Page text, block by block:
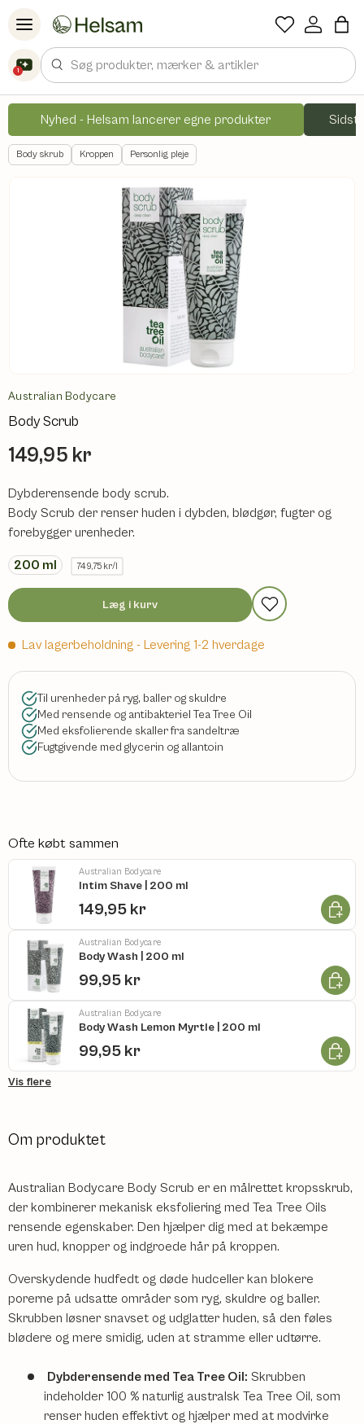
Spring til indhold
1
Søg
Nyhed - Helsam lancerer egne produkter
Body skrub Kroppen Personlig pleje
Australian Bodycare
Body Scrub
149,95 kr
Dybderensende body scrub.
Body Scrub der renser huden i dybden, blødgør, fugter og
forebygger urenheder.
200 ml 749,75 kr/l
Læg i kurv
Lav lagerbeholdning - Levering 1-2 hverdage
Til urenheder på ryg, baller og skuldre
Med rensende og antibakteriel Tea Tree Oil
Med eksfolierende skaller fra sandeltræ
Fugtgivende med glycerin og allantoin
Ofte købt sammen
Australian Bodycare
Intim Shave | 200 ml
149,95 kr Læg i
Australian Bodycare
Body Wash | 200 ml
99,95 kr Læg i
Australian Bodycare
Body Wash Lemon Myrtle | 200 ml
99,95 kr Læg i
Vis flere
Om produktet
Australian Bodycare Body Scrub er en målrettet kropsskrub,
der kombinerer mekanisk eksfoliering med Tea Tree Oils
rensende egenskaber. Den hjælper dig med at bekæmpe
uren hud, knopper og indgroede hår på kroppen.
Overskydende hudfedt og døde hudceller kan blokere
porerne på udsatte områder som ryg, skuldre og baller.
Skrubben løsner snavset og udglatter huden, så den føles
blødere og mere smidig, uden at stramme eller udtørre.
Dybderensende med Tea Tree Oil: Skrubben
indeholder 100 % naturlig australsk Tea Tree Oil, som
renser huden effektivt og hjælper med at modvirke